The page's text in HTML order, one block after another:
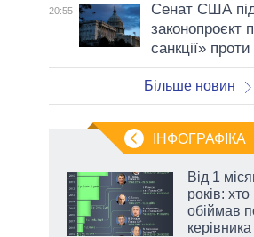
20:55
Сенат США
законопроєкт
санкції» проти
Більше новин
ІНФОГРАФІКА
Від 1
років: хто
обіймав